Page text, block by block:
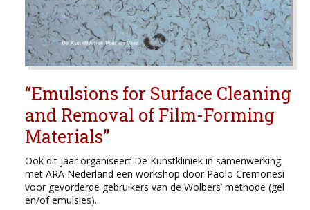
“Emulsions for Surface Cleaning
and Removal of Film-Forming
Materials”
Ook dit jaar organiseert De Kunstkliniek in samenwerking
met ARA Nederland een workshop door Paolo Cremonesi
voor gevorderde gebruikers van de Wolbers’ methode (gel
en/of emulsies).